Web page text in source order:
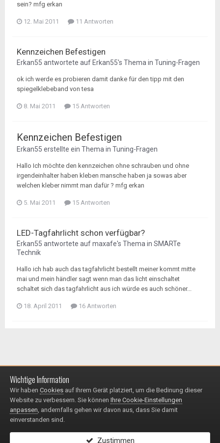
sein? mfg erkan
12. Mai 2011 11 Antworten
Kennzeichen Befestigen
Erkan55 antwortete auf Erkan55's Thema in Tuning-Fragen
ok ich werde es probieren damit danke für den tipp mit den
spiegelklebeband von tesa
8. Mai 2011 15 Antworten
Kennzeichen Befestigen
Erkan55 erstellte ein Thema in Tuning-Fragen
Hallo Ich möchte den kennzeichen ohne schrauben und ohne
irgendeinhalter haben kleben mansche haben ja sowas aber
welchen kleber nimmt man dafür ? mfg erkan
5. Mai 2011 15 Antworten
LED-Tagfahrlicht schon verfügbar?
Erkan55 antwortete aufmaxafe's Thema in SMARTe
Technik
Hallo ich hab auch das tagfahrlicht bestellt meiner kommt mitte
mai und mein händler sagt wenn man das licht einschaltet
schaltet sich das tagfahrlicht aus ich würde es auch schöner...
18. April 2011 16 Antworten
Impressum / Datenschutzerklärung
© 1999 - 2025
Powered by Invision Community
Wichtige Information
Wir haben Cookies auf Ihrem Gerät platziert, um die Bedinung dieser
Website zu verbessern. Sie können Ihre Cookie-Einstellungen
anpassen, andernfalls gehen wir davon aus, dass Sie damit
einverstanden sind.
Zustimmen